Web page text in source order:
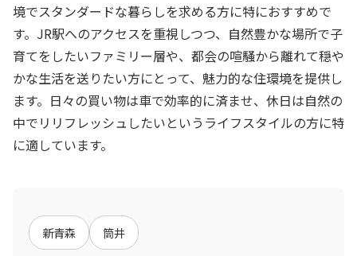
境でスタンダードな暮らしを求める方に特におすすめで
す。JR駅へのアクセスを重視しつつ、自然豊かな場所で子
育てをしたいファミリー層や、都会の喧騒から離れて穏や
かな生活を送りたい方にとって、魅力的な住環境を提供し
ます。日々の買い物は車で効率的に済ませ、休日は自然の
中でリリフレッシュしたいというライフスタイルの方に特
に適しています。
新青森 筒井